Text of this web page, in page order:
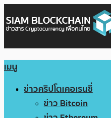
เมนู
ข่าวคริปโตเคอเรนซี่
ข่าว Bitcoin